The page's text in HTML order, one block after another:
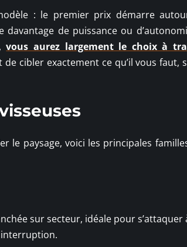
: le premier prix démarre
de puissance ou
vous aurez largement le choix à
de cibler exactement ce qu’il vous faut,
le paysage, voici les principales
sur secteur, idéale pour s’attaquer